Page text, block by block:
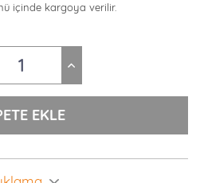
içinde kargoya verilir.